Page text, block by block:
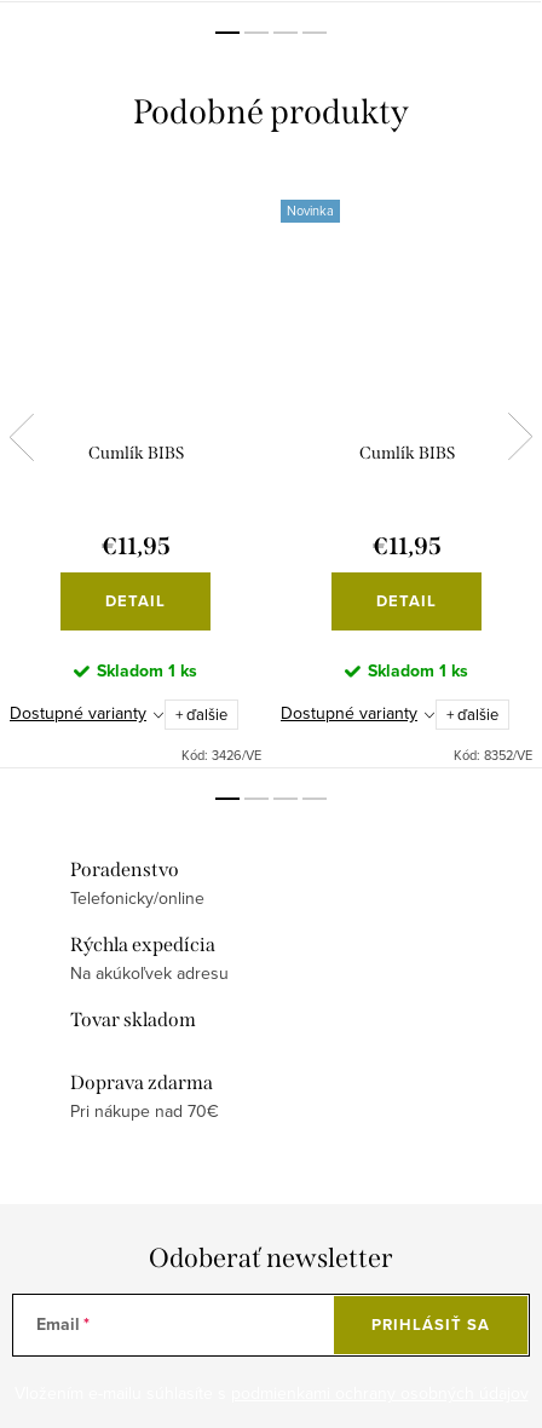
Cumlík BIBS
€11,95
DETAIL
Skladom 1 ks
Dostupné varianty + ďalšie
Kód: 3426/VE
Novinka
Cumlík BIBS
€11,95
DETAIL
Skladom 1 ks
Dostupné varianty + ďalšie
Kód: 8352/VE
Poradenstvo
Telefonicky/online
Rýchla expedícia
Na akúkoľvek adresu
Tovar skladom
Doprava zdarma
Pri nákupe nad 70€
Odoberať newsletter
Email PRIHLÁSIŤ SA